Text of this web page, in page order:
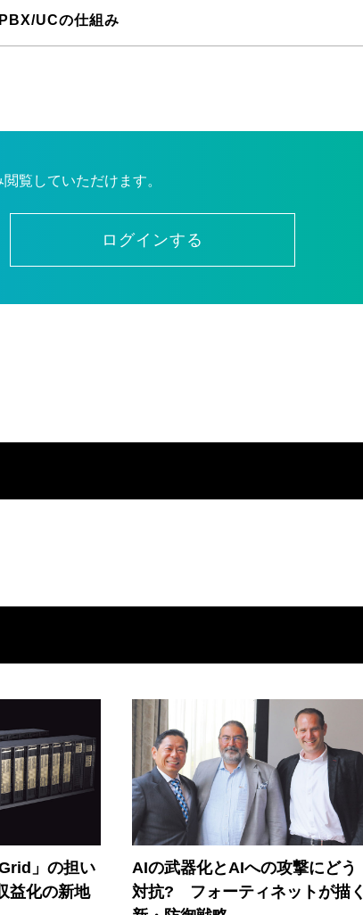
UCの仕組み
覧していただけます。
ログインする
」の担い
益化の新地
AIの武器化とAIへの攻撃にどう
対抗? フォーティネットが描く